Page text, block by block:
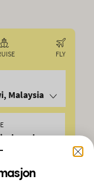
FLY
Malaysia